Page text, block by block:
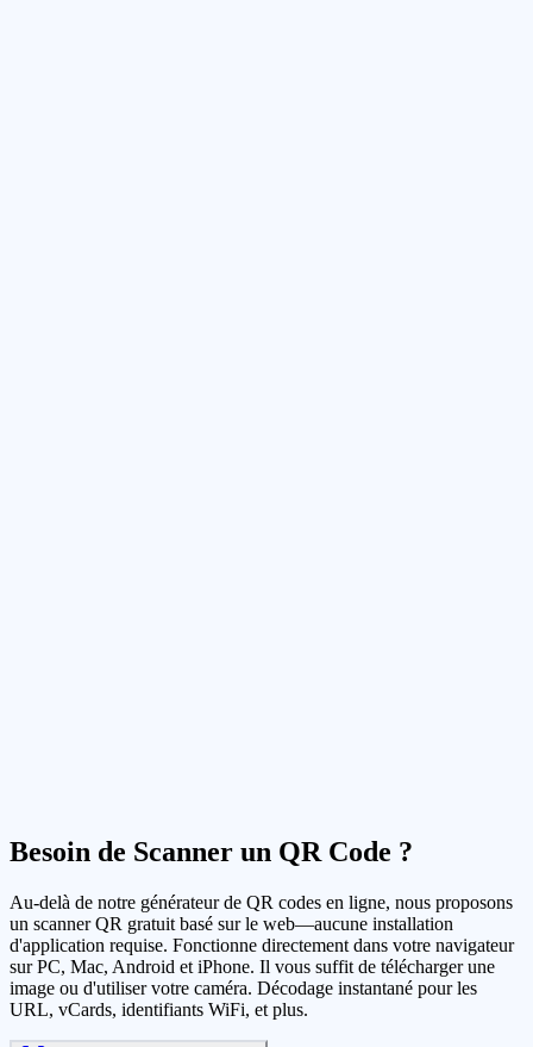
Besoin de Scanner un QR Code ?
Au-delà de notre générateur de QR codes en ligne, nous proposons
un scanner QR gratuit basé sur le web—aucune installation
d'application requise. Fonctionne directement dans votre navigateur
sur PC, Mac, Android et iPhone. Il vous suffit de télécharger une
image ou d'utiliser votre caméra. Décodage instantané pour les
URL, vCards, identifiants WiFi, et plus.